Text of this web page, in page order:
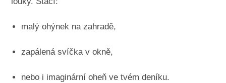
malý ohýnek na zahradě,
zapálená svíčka v okně,
nebo i imaginární oheň ve tvém deníku.